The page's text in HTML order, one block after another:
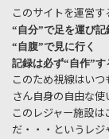
このサイトを運営す
“自分”で足を運び記
“自腹”で見に行く
記録は必ず“自作”す
このため視線はい
さん自身の自由な使
このレジャー施設
だ・・・というレジ